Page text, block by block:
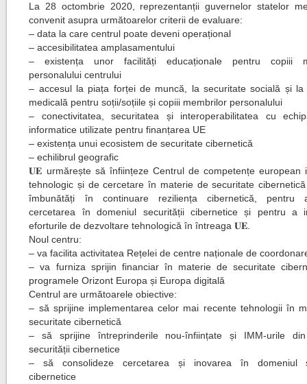
La 28 octombrie 2020, reprezentanții guvernelor statelor
convenit asupra următoarelor criterii de evaluare:
– data la care centrul poate deveni operațional
– accesibilitatea amplasamentului
– existența unor facilități educaționale pentru copiii
personalului centrului
– accesul la piața forței de muncă, la securitate socială și la
medicală pentru soții/soțiile și copiii membrilor personalului
– conectivitatea, securitatea și interoperabilitatea cu
informatice utilizate pentru finanțarea UE
– existența unui ecosistem de securitate cibernetică
– echilibrul geografic
𝐔𝐄 urmărește să înființeze Centrul de competențe european
tehnologic și de cercetare în materie de securitate
îmbunătăți în continuare reziliența cibernetică, pentru
cercetarea în domeniul securității cibernetice și pentru a
eforturile de dezvoltare tehnologică în întreaga 𝐔𝐄.
Noul centru:
– va facilita activitatea Rețelei de centre naționale de
– va furniza sprijin financiar în materie de securitate
programele Orizont Europa și Europa digitală
Centrul are următoarele obiective:
– să sprijine implementarea celor mai recente tehnologii în
securitate cibernetică
– să sprijine întreprinderile nou-înființate și IMM-urile
securității cibernetice
– să consolideze cercetarea și inovarea în domeniul
cibernetice